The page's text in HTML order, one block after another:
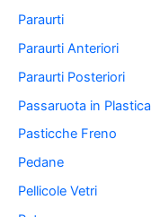
Paraurti
Paraurti Anteriori
Paraurti Posteriori
Passaruota in Plastica
Pasticche Freno
Pedane
Pellicole Vetri